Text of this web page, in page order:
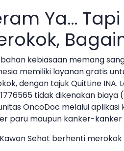
Ya…
kebiasaan memang
memiliki layanan gratis
dengan tajuk QuitLine
tidak dikenakan
OncoDoc melalui
paru maupun kanker-kanker
Sehat berhenti